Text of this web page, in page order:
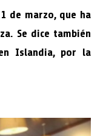
de marzo, que ha
Se dice también
Islandia, por la